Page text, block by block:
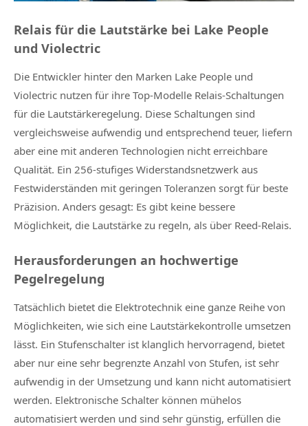
Relais für die Lautstärke bei Lake People
und Violectric
Die Entwickler hinter den Marken Lake People und
Violectric nutzen für ihre Top-Modelle Relais-Schaltungen
für die Lautstärkeregelung. Diese Schaltungen sind
vergleichsweise aufwendig und entsprechend teuer, liefern
aber eine mit anderen Technologien nicht erreichbare
Qualität. Ein 256-stufiges Widerstandsnetzwerk aus
Festwiderständen mit geringen Toleranzen sorgt für beste
Präzision. Anders gesagt: Es gibt keine bessere
Möglichkeit, die Lautstärke zu regeln, als über Reed-Relais.
Herausforderungen an hochwertige
Pegelregelung
Tatsächlich bietet die Elektrotechnik eine ganze Reihe von
Möglichkeiten, wie sich eine Lautstärkekontrolle umsetzen
lässt. Ein Stufenschalter ist klanglich hervorragend, bietet
aber nur eine sehr begrenzte Anzahl von Stufen, ist sehr
aufwendig in der Umsetzung und kann nicht automatisiert
werden. Elektronische Schalter können mühelos
automatisiert werden und sind sehr günstig, erfüllen die